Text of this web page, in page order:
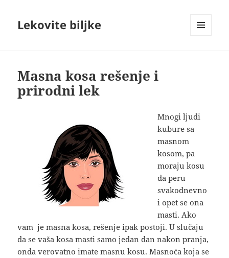
Lekovite biljke
Masna kosa rešenje i
prirodni lek
Mnogi ljudi
kubure sa
masnom
kosom, pa
moraju kosu
da peru
svakodnevno
i opet se ona
masti. Ako
vam je masna kosa, rešenje ipak postoji. U slučaju
da se vaša kosa masti samo jedan dan nakon pranja,
onda verovatno imate masnu kosu. Masnoća koja se